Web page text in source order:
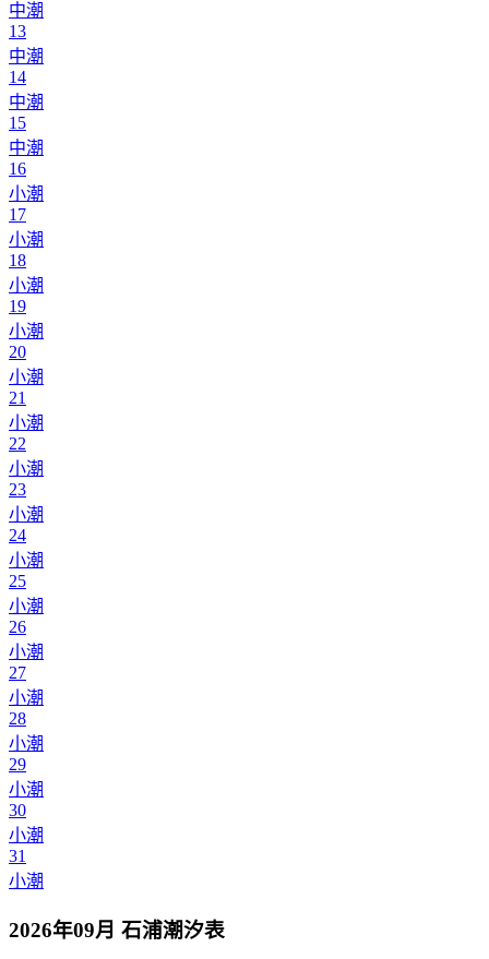
中潮
13
中潮
14
中潮
15
中潮
16
小潮
17
小潮
18
小潮
19
小潮
20
小潮
21
小潮
22
小潮
23
小潮
24
小潮
25
小潮
26
小潮
27
小潮
28
小潮
29
小潮
30
小潮
31
小潮
2026年09月 石浦潮汐表